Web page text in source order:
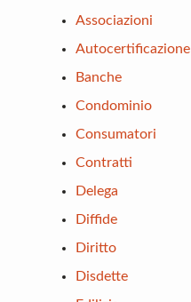
Associazioni
Autocertificazione
Banche
Condominio
Consumatori
Contratti
Delega
Diffide
Diritto
Disdette